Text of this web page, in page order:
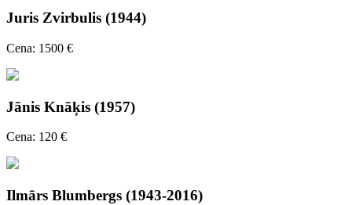
Juris Zvirbulis (1944)
Cena: 1500 €
Jānis Knāķis (1957)
Cena: 120 €
Ilmārs Blumbergs (1943-2016)